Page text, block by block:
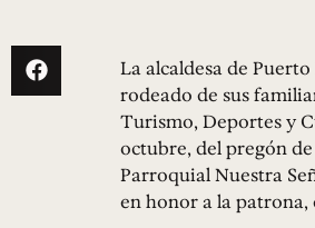
La alcaldesa de
rodeado de sus
Turismo, Deportes y
octubre, del pregón
Parroquial Nuestra
en honor a la patrona,